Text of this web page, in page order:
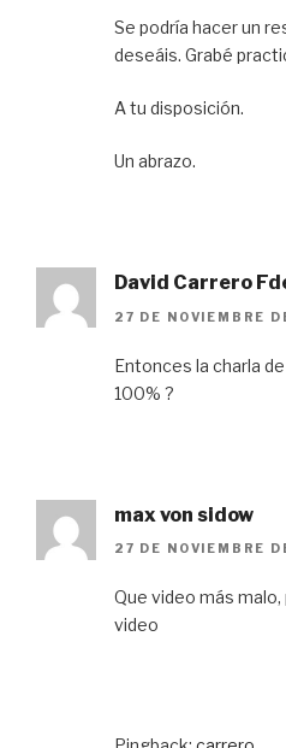
Se podría hacer un
deseáis. Grabé
A tu disposición.
Un abrazo.
David Carrero
27 DE NOVIEMBRE
Entonces la charla
100% ?
max von sidow
27 DE NOVIEMBRE
Que video más
video